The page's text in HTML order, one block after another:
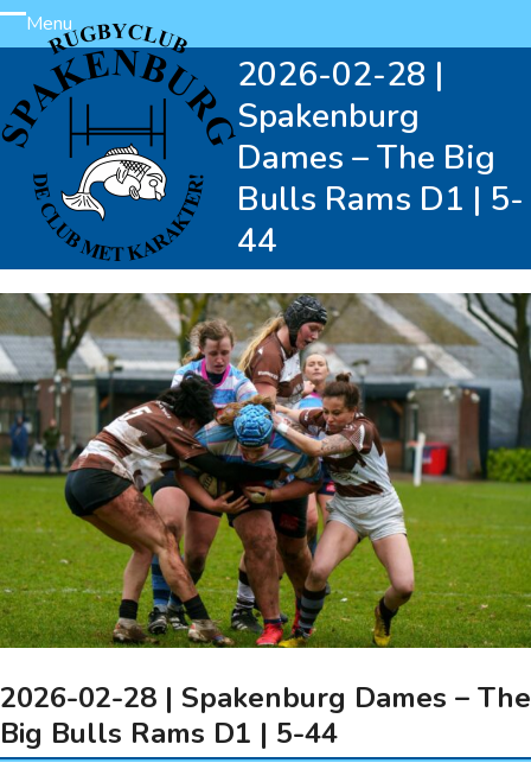
Skip
to
content
Menu
Open
mobile
menu
Close
mobile
menu
2026-02-28 |
Spakenburg
Dames – The Big
Bulls Rams D1 | 5-
44
2026-02-28 | Spakenburg Dames – The
Big Bulls Rams D1 | 5-44